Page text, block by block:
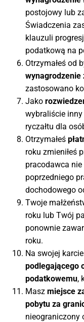
postojowy lub
Świadczenia
klauzuli
podatkową na
Otrzymałeś od
wynagrodzenie
zastosowano
Jako
wybraliście
ryczałtu dla
Otrzymałeś
roku zmieniłeś
pracodawca
poprzedniego
dochodowego
Twoje
roku lub Twój
ponownie
roku.
Na swojej
podlegającego
podatkowemu,
Masz miejsce
pobytu za
nieograniczony